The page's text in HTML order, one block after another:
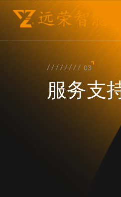
03
服务支